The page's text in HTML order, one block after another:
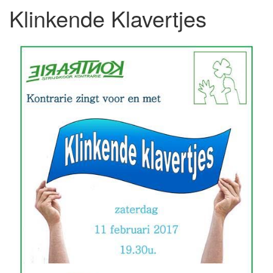
Klinkende Klavertjes